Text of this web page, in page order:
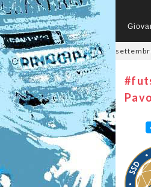
si parte il 19 settembre con